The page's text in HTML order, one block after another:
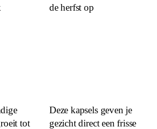
de herfst op
tot
Deze kapsels geven je
gezicht direct een frisse